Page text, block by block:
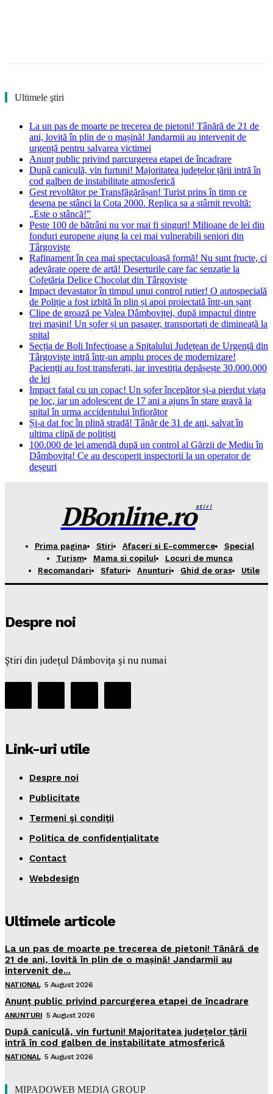
Ultimele ştiri
La un pas de moarte pe trecerea de pietoni! Tânără de 21 de
ani, lovită în plin de o mașină! Jandarmii au intervenit de
urgență pentru salvarea victimei
Anunț public privind parcurgerea etapei de încadrare
După caniculă, vin furtuni! Majoritatea județelor țării intră în
cod galben de instabilitate atmosferică
Gest revoltător pe Transfăgărășan! Turist prins în timp ce
desena pe stânci la Cota 2000. Replica sa a stârnit revoltă:
„Este o stâncă!”
Peste 100 de bătrâni nu vor mai fi singuri! Milioane de lei din
fonduri europene ajung la cei mai vulnerabili seniori din
Târgoviște
Rafinament în cea mai spectaculoasă formă! Nu sunt fructe, ci
adevărate opere de artă! Deserturile care fac senzație la
Cofetăria Delice Chocolat din Târgoviște
Impact devastator în timpul unui control rutier! O autospecială
de Poliție a fost izbită în plin și apoi proiectată într-un șanț
Clipe de groază pe Valea Dâmboviței, după impactul dintre
trei mașini! Un șofer și un pasager, transportați de dimineață la
spital
Secția de Boli Infecțioase a Spitalului Județean de Urgență din
Târgoviște intră într-un amplu proces de modernizare!
Pacienții au fost transferați, iar investiția depășește 30.000.000
de lei
Impact fatal cu un copac! Un șofer începător și-a pierdut viața
pe loc, iar un adolescent de 17 ani a ajuns în stare gravă la
spital în urma accidentului înfiorător
Și-a dat foc în plină stradă! Tânăr de 31 de ani, salvat în
ultima clipă de polițiști
100.000 de lei amendă după un control al Gărzii de Mediu în
Dâmbovița! Ce au descoperit inspectorii la un operator de
deșeuri
DBonline.rostiri
Prima pagina Stiri Afaceri si E-commerce
Special
Turism
Mama si copilul
Locuri de munca
Recomandari
Sfaturi Anunturi Ghid de oras Utile
Despre noi
Ştiri din judeţul Dâmboviţa şi nu numai
Link-uri utile
Despre noi
Publicitate
Termeni şi condiţii
Politica de confidenţialitate
Contact
Webdesign
Ultimele articole
La un pas de moarte pe trecerea de pietoni! Tânără de
21 de ani, lovită în plin de o mașină! Jandarmii au
intervenit de...
NATIONAL 5 August 2026
Anunț public privind parcurgerea etapei de încadrare
ANUNTURI 5 August 2026
După caniculă, vin furtuni! Majoritatea județelor țării
intră în cod galben de instabilitate atmosferică
NATIONAL 5 August 2026
MIPADOWEB MEDIA GROUP